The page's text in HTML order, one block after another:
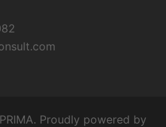
Proudly powered by